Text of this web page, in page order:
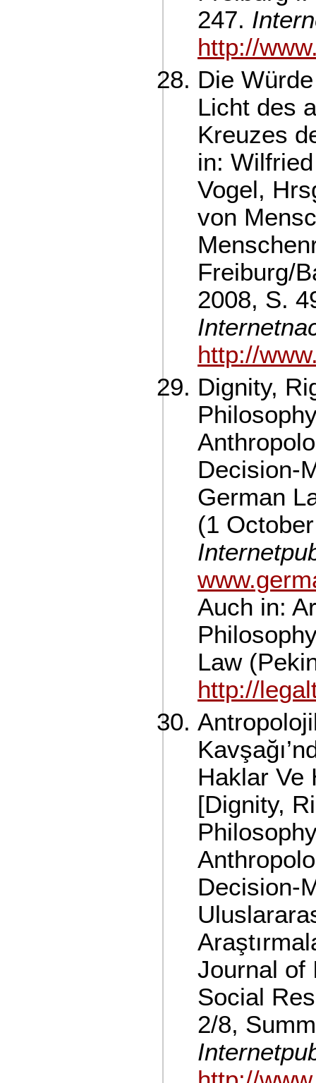
247.
http://
Die
Licht des
Kreuzes
in:
Vogel,
von
Freiburg/
2008, S.
http://
Dignity,
Decision-
German
(1
Auch in:
Law
http://
Haklar Ve
[Dignity,
Decision-
Journal of
Social
2/8,